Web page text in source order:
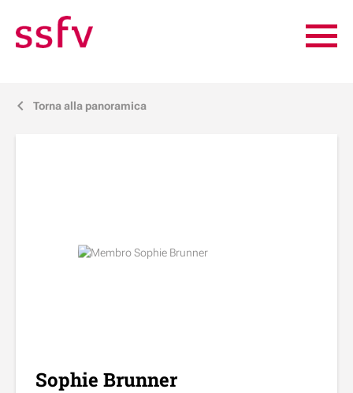
j Torna alla panoramica
Sophie Brunner